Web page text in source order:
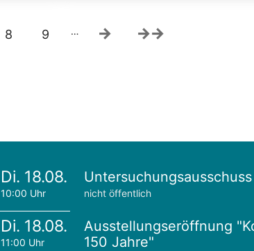
8 9 …
Di. 18.08.
10:00 Uhr
Untersuchungsausschuss
nicht öffentlich
Di. 18.08.
11:00 Uhr
Ausstellungseröffnung
150 Jahre"